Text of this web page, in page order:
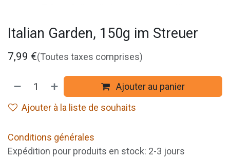
Italian Garden, 150g im Streuer
7,99 €(Toutes taxes comprises)
Ajouter au panier
Ajouter à la liste de souhaits
Conditions générales
Expédition pour produits en stock: 2-3 jours